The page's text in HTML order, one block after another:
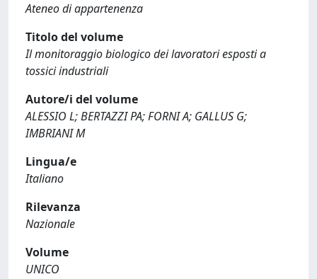
Ateneo di appartenenza
Titolo del volume
Il monitoraggio biologico dei lavoratori esposti a
tossici industriali
Autore/i del volume
ALESSIO L; BERTAZZI PA; FORNI A; GALLUS G;
IMBRIANI M
Lingua/e
Italiano
Rilevanza
Nazionale
Volume
UNICO